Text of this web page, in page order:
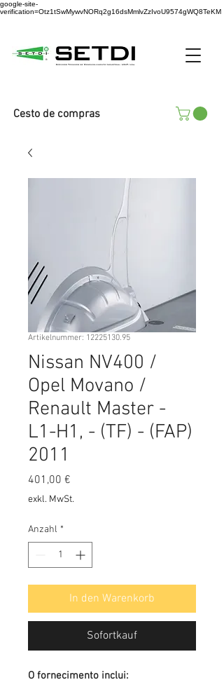
google-site-
verification=Otz1tSwMywvNORq2g16dsMmlvZzIvoU9574gWQ8TeKM
Cesto de compras
Artikelnummer: 12225130.95
Nissan NV400 /
Opel Movano /
Renault Master -
L1-H1, - (TF) - (FAP)
2011
401,00 €
exkl. MwSt.
Anzahl *
In den Warenkorb
Sofortkauf
O fornecimento inclui: